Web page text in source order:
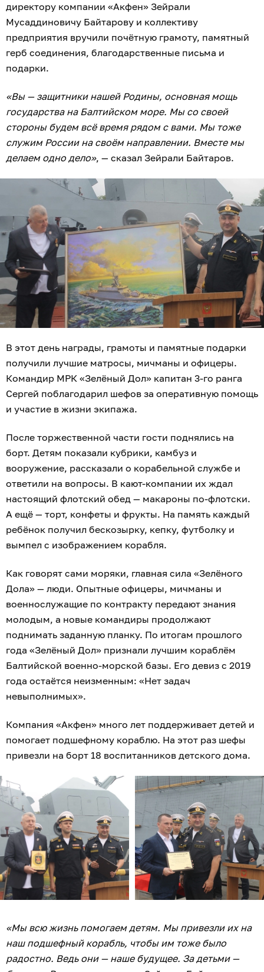
директору компании «Акфен» Зейрали
Мусаддиновичу Байтарову и коллективу
предприятия вручили почётную грамоту, памятный
герб соединения, благодарственные письма и
подарки.
«Вы — защитники нашей Родины, основная мощь
государства на Балтийском море. Мы со своей
стороны будем всё время рядом с вами. Мы тоже
служим России на своём направлении. Вместе мы
делаем одно дело», — сказал Зейрали Байтаров.
В этот день награды, грамоты и памятные подарки
получили лучшие матросы, мичманы и офицеры.
Командир МРК «Зелёный Дол» капитан 3-го ранга
Сергей поблагодарил шефов за оперативную помощь
и участие в жизни экипажа.
После торжественной части гости поднялись на
борт. Детям показали кубрики, камбуз и
вооружение, рассказали о корабельной службе и
ответили на вопросы. В кают-компании их ждал
настоящий флотский обед — макароны по-флотски.
А ещё — торт, конфеты и фрукты. На память каждый
ребёнок получил бескозырку, кепку, футболку и
вымпел с изображением корабля.
Как говорят сами моряки, главная сила «Зелёного
Дола» — люди. Опытные офицеры, мичманы и
военнослужащие по контракту передают знания
молодым, а новые командиры продолжают
поднимать заданную планку. По итогам прошлого
года «Зелёный Дол» признали лучшим кораблём
Балтийской военно-морской базы. Его девиз с 2019
года остаётся неизменным: «Нет задач
невыполнимых».
Компания «Акфен» много лет поддерживает детей и
помогает подшефному кораблю. На этот раз шефы
привезли на борт 18 воспитанников детского дома.
«Мы всю жизнь помогаем детям. Мы привезли их на
наш подшефный корабль, чтобы им тоже было
радостно. Ведь они — наше будущее. За детьми —